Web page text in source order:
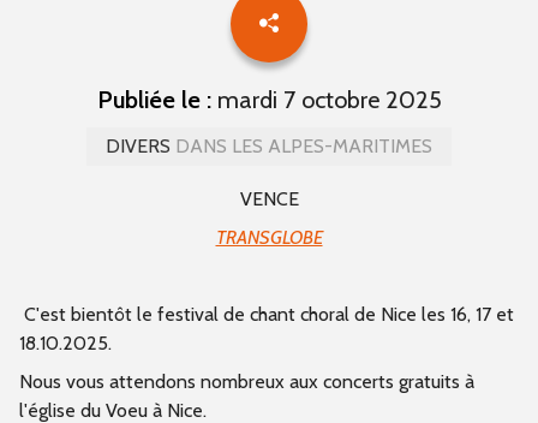
Publiée le :mardi 7 octobre 2025
DIVERS DANS LES ALPES-MARITIMES
VENCE
TRANSGLOBE
C'est bientôt le festival de chant choral de Nice les 16, 17 et
18.10.2025.
Nous vous attendons nombreux aux concerts gratuits à
l'église du Voeu à Nice.